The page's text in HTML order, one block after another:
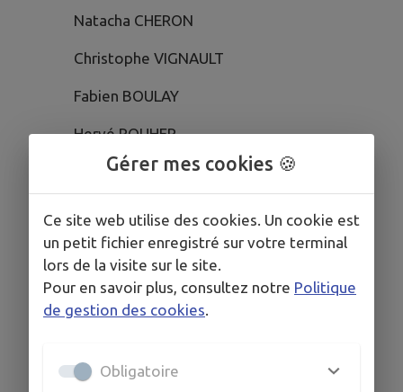
Natacha CHERON
Christophe VIGNAULT
Fabien BOULAY
Hervé ROUHER
Christophe GAUTHIER
Benoit BOLLENS
Christopher MENANT
LE RÔLE DU MAIRE ET DU CONSEIL MUNICIPAL
Gérer mes cookies 🍪
Ce site web utilise des cookies. Un cookie est
un petit fichier enregistré sur votre terminal
lors de la visite sur le site.
Pour en savoir plus, consultez notre Politique
de gestion des cookies
Obligatoire